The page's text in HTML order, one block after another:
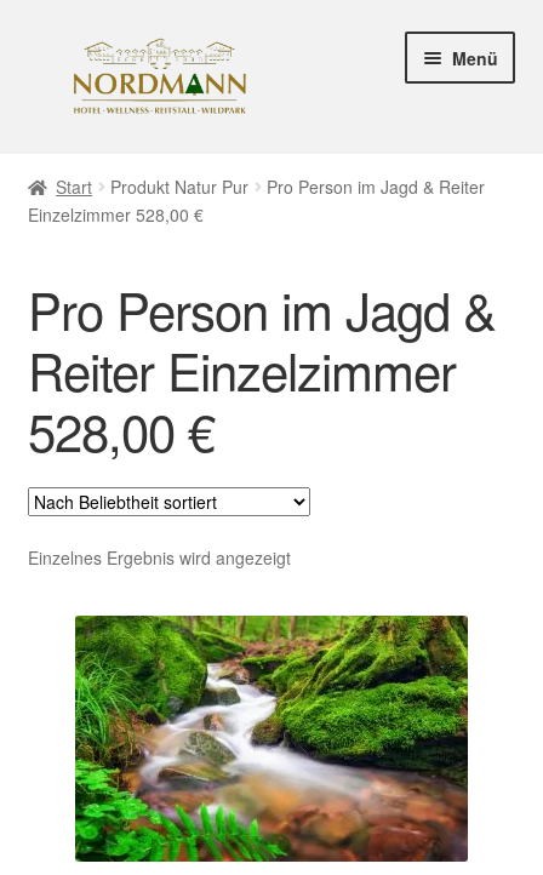
Navigation
springen
springen
Menü
SHOP SEITE
Mein Konto
Start Produkt Natur Pur
Pro Person im Jagd & Reiter
Einzelzimmer 528,00 €
Pro Person im Jagd &
Reiter Einzelzimmer
528,00 €
Einzelnes Ergebnis wird angezeigt